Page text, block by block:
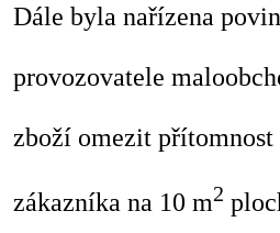
Dále byla nařízena
provozovatele
zboží omezit přítomnost
zákazníka na 10 m2